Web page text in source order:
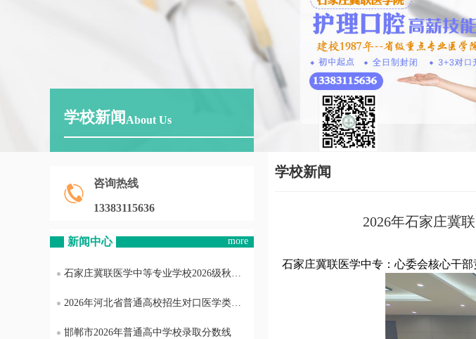
学校新闻 About Us
咨询热线
13383115636
新闻中心 more
石家庄冀联医学中等专业学校2026级秋季新生缴费通知
2026年河北省普通高校招生对口医学类本科批平行志愿投档情况统计
邯郸市2026年普通高中学校录取分数线
学校新闻
2026年石家庄冀
石家庄冀联医学中专：心委会核心干